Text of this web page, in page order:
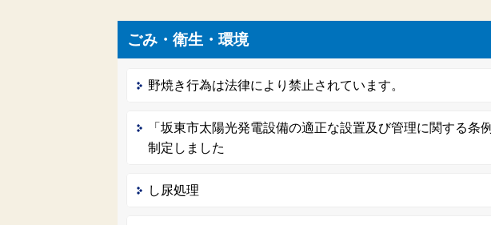
ごみ・衛生・環境
野焼き行為は法律により禁止されています。
「坂東市太陽光発電設備の適正な設置及び管理に関する条
制定しました
し尿処理